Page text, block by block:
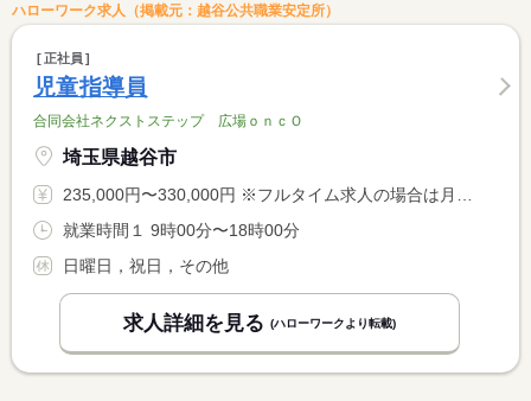
ハローワーク求人（掲載元：越谷公共職業安定所）
正社員
児童指導員
合同会社ネクストステップ 広場ｏｎｃＯ
埼玉県越谷市
235,000円〜330,000円 ※フルタイム求人の場合は月額（換算額）、パート求人の場合は時間額を表示しています。
就業時間１ 9時00分〜18時00分
日曜日，祝日，その他
求人詳細を見る (ハローワークより転載)